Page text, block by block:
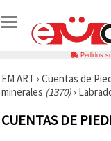
Pedidos
EM ART › Cuentas de
minerales (1370)›
CUENTAS DE